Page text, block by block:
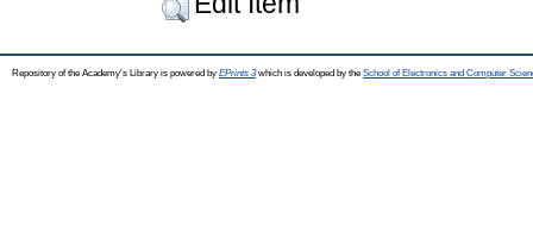
Repository of the Academy's Library is powered by EPrints 3which is developed by the School of Electronics and Computer